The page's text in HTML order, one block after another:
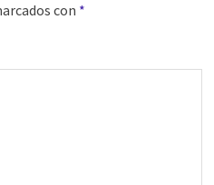
con *